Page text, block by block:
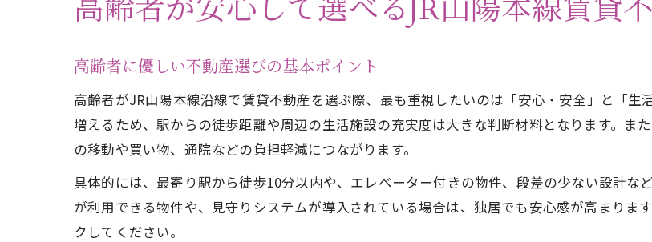
山陽本線賃貸物件選びで役立つ不動
岡山市高齢者向け賃貸の探し方と注
不動産選びで生活圏を重視するコツ
賃貸不動産選びに役立つバリアフリーの要
バリアフリー賃貸不動産の特徴と選
高齢者が安心できる設備を備えた賃
高齢者が安心して選べるJR山陽本線賃貸
高齢者に優しい不動産選びの基本ポイント
高齢者がJR山陽本線沿線で賃貸不動産を選ぶ際、最も重視したいのは「安心・安全」と「
増えるため、駅からの徒歩距離や周辺の生活施設の充実度は大きな判断材料となります。ま
の移動や買い物、通院などの負担軽減につながります。
具体的には、最寄り駅から徒歩10分以内や、エレベーター付きの物件、段差の少ない設計な
が利用できる物件や、見守りシステムが導入されている場合は、独居でも安心感が高まりま
クしてください。